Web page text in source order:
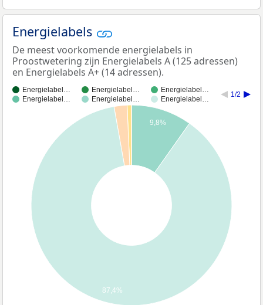
Energielabels
De meest voorkomende energielabels in
Proostwetering zijn Energielabels A (125 adressen)
en Energielabels A+ (14 adressen).
Energielabel… Energielabel…
Energielabel…
Energielabel…
Energielabel… Energielabel…
1/2
9,8%
87,4%